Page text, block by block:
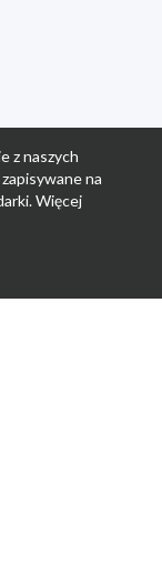
z naszych
na
Więcej